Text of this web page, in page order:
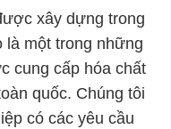
xây dựng trong
là một trong những
cung cấp hóa chất
quốc. Chúng tôi
có các yêu cầu